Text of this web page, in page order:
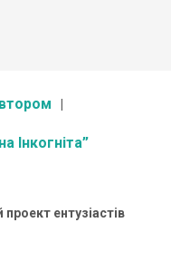
Інкогніта”
проект ентузіастів